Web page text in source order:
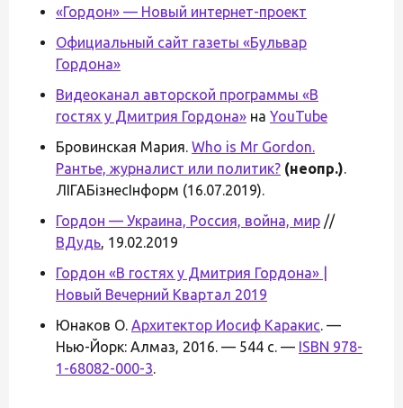
«Гордон» — Новый интернет-проект
Официальный сайт газеты «Бульвар
Гордона»
Видеоканал авторской программы «В
гостях у Дмитрия Гордона» на YouTube
Бровинская Мария. Who is Mr Gordon.
Рантье, журналист или политик? (неопр.).
ЛІГАБізнесІнформ (16.07.2019).
Гордон — Украина, Россия, война, мир //
ВДудь, 19.02.2019
Гордон «В гостях у Дмитрия Гордона» |
Новый Вечерний Квартал 2019
Юнаков О. Архитектор Иосиф Каракис. —
Нью-Йорк: Алмаз, 2016. — 544 с. — ISBN 978-
1-68082-000-3.